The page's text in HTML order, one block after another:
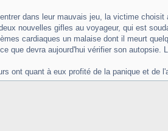
dans leur mauvais jeu, la victime
nouvelles gifles au voyageur, qui est
cardiaques un malaise dont il meurt
que devra aujourd'hui vérifier son
ont quant à eux profité de la panique et de